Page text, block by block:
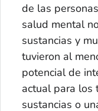
de las
salud mental
sustancias y
tuvieron al
potencial de
actual para los
sustancias o